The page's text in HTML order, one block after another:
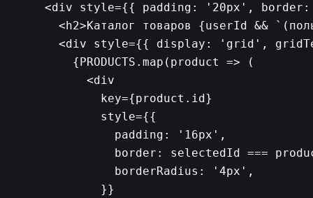
<div style={{ padding: '20px',
<h2>Каталог товаров {userId &&
<div style={{ display: 'grid',
        {PRODUCTS.map(product => (
          <div
            key={product.id}
            style={{
              padding: '16px',
border: selectedId ===
              borderRadius: '4px',
            }}